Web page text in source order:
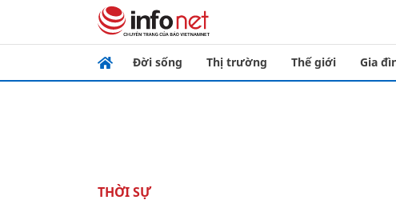
Đời sống Thị trường Thế giới Gia
THỜI SỰ